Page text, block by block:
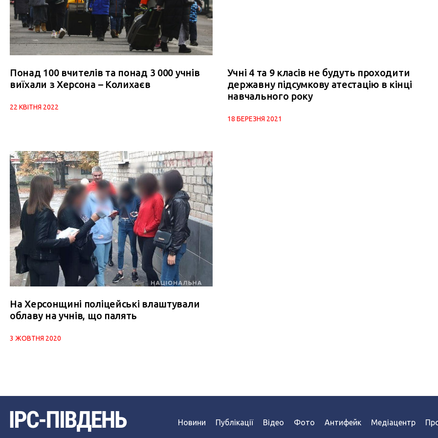
Понад 100 вчителів та понад 3 000 учнів
виїхали з Херсона – Колихаєв
22 КВІТНЯ 2022
Учні 4 та 9 класів не будуть проходити
державну підсумкову атестацію в кінці
навчального року
18 БЕРЕЗНЯ 2021
На Херсонщині поліцейські влаштували
облаву на учнів, що палять
3 ЖОВТНЯ 2020
Новини Публікації Відео Фото Антифейк Медіацентр